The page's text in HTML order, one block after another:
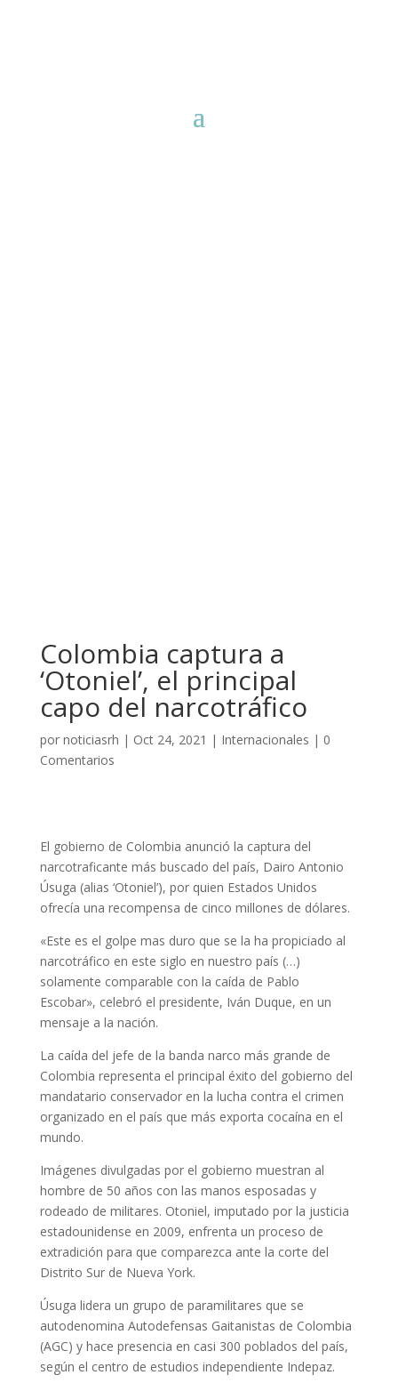
Colombia captura a
‘Otoniel’, el principal
capo del narcotráfico
por noticiasrh | Oct 24, 2021 | Internacionales | 0
Comentarios
El gobierno de Colombia anunció la captura del
narcotraficante más buscado del país, Dairo Antonio
Úsuga (alias ‘Otoniel’), por quien Estados Unidos
ofrecía una recompensa de cinco millones de dólares.
«Este es el golpe mas duro que se la ha propiciado al
narcotráfico en este siglo en nuestro país (…)
solamente comparable con la caída de Pablo
Escobar», celebró el presidente, Iván Duque, en un
mensaje a la nación.
La caída del jefe de la banda narco más grande de
Colombia representa el principal éxito del gobierno del
mandatario conservador en la lucha contra el crimen
organizado en el país que más exporta cocaína en el
mundo.
Imágenes divulgadas por el gobierno muestran al
hombre de 50 años con las manos esposadas y
rodeado de militares. Otoniel, imputado por la justicia
estadounidense en 2009, enfrenta un proceso de
extradición para que comparezca ante la corte del
Distrito Sur de Nueva York.
Úsuga lidera un grupo de paramilitares que se
autodenomina Autodefensas Gaitanistas de Colombia
(AGC) y hace presencia en casi 300 poblados del país,
según el centro de estudios independiente Indepaz.